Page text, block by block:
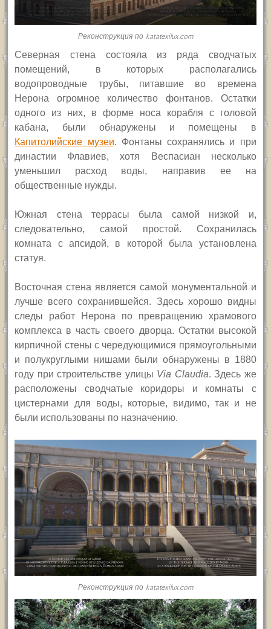
Реконструкция по katatexilux.com
Северная стена состояла из ряда сводчатых
помещений, в которых располагались
водопроводные трубы, питавшие во времена
Нерона огромное количество фонтанов. Остатки
одного из них, в форме носа корабля с головой
кабана, были обнаружены и помещены в
Капитолийские музеи. Фонтаны сохранялись и при
династии Флавиев, хотя Веспасиан несколько
уменьшил расход воды, направив ее на
общественные нужды.
Южная стена террасы была самой низкой и,
следовательно, самой простой. Сохранилась
комната с апсидой, в которой была установлена
статуя.
Восточная стена является самой монументальной и
лучше всего сохранившейся. Здесь хорошо видны
следы работ Нерона по превращению храмового
комплекса в часть своего дворца. Остатки высокой
кирпичной стены с чередующимися прямоугольными
и полукруглыми нишами были обнаружены в 1880
году при строительстве улицы Via Claudia. Здесь же
расположены сводчатые коридоры и комнаты с
цистернами для воды, которые, видимо, так и не
были использованы по назначению.
Реконструкция по katatexilux.com